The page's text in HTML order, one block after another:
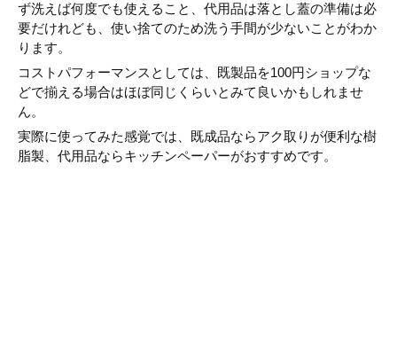
ず洗えば何度でも使えること、代用品は落とし蓋の準備は必
要だけれども、使い捨てのため洗う手間が少ないことがわか
ります。
コストパフォーマンスとしては、既製品を100円ショップな
どで揃える場合はほぼ同じくらいとみて良いかもしれませ
ん。
実際に使ってみた感覚では、既成品ならアク取りが便利な樹
脂製、代用品ならキッチンペーパーがおすすめです。